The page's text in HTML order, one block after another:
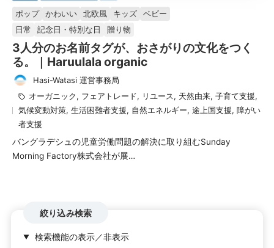
載
済
み
ポップ かわいい 北欧風 キッズ
ベビー
日常
記念日・特別な日 贈り物
3人分のお名前タグが、おさがりの文化をつく
る。｜Haruulala organic
投
稿
者
Hasi-Watasi 運営事務局
タ
グ：
オーガニック, フェアトレード, リユース, 天然由来,子育て支援,
気候変動対策, 生活困難者支援, 自然エネルギー, 途上国支援, 障がい
者支援
バングラデシュの児童労働問題の解決に取り組むSunday
Morning Factory株式会社が展…
検索機能の表示／非表示
絞り込み検索